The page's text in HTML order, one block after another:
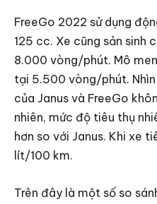
FreeGo 2022 sử dụng
125 cc. Xe cũng sản sinh
8.000 vòng/phút. Mô
tại 5.500 vòng/phút.
của Janus và FreeGo
nhiên, mức độ tiêu thụ
hơn so với Janus. Khi xe
lít/100 km.
Trên đây là một số so